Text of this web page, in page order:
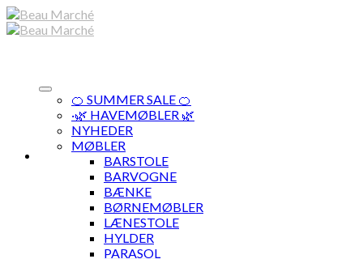
Skip
to
🍊 SUMMER SALE 🍊
·🌿 HAVEMØBLER 🌿
NYHEDER
MØBLER
BARSTOLE
BARVOGNE
BÆNKE
BØRNEMØBLER
LÆNESTOLE
HYLDER
PARASOL